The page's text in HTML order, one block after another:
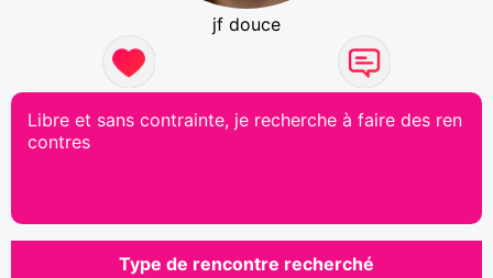
jf douce
Libre et sans contrainte, je recherche à faire des ren
contres
Type de rencontre recherché